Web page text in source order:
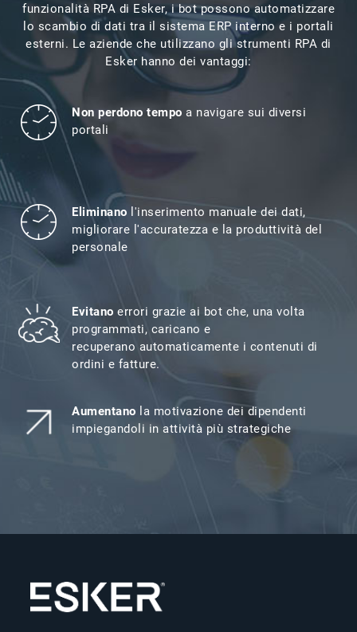
funzionalità RPA di Esker, i bot possono automatizzare
lo scambio di dati tra il sistema ERP interno e i portali
esterni. Le aziende che utilizzano gli strumenti RPA di
Esker hanno dei vantaggi:
Non perdono tempo a navigare sui diversi
portali
Eliminano l'inserimento manuale dei dati,
migliorare l'accuratezza e la produttività del
personale
Evitano errori grazie ai bot che, una volta
programmati, caricano e
recuperano automaticamente i contenuti di
ordini e fatture.
Aumentano la motivazione dei dipendenti
impiegandoli in attività più strategiche